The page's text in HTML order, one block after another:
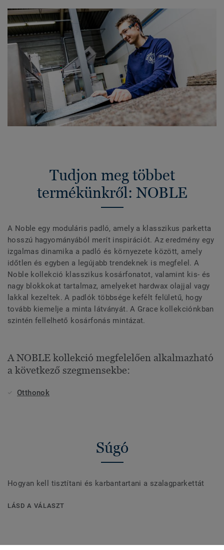
Tudjon meg többet
termékünkről: NOBLE
A Noble egy moduláris padló, amely a klasszikus parketta
hosszú hagyományából merít inspirációt. Az eredmény egy
izgalmas dinamika a padló és környezete között, amely
időtlen és egyben a legújabb trendeknek is megfelel. A
Noble kollekció klasszikus kosárfonatot, valamint kis- és
nagy blokkokat tartalmaz, amelyeket hardwax olajjal vagy
lakkal kezeltek. A padlók többsége kefélt felületű, hogy
tovább kiemelje a minta látványát. A Grace kollekciónkban
szintén fellelhető kosárfonás mintázat.
A NOBLE kollekció megfelelően alkalmazható
a következő szegmensekbe:
Otthonok
Súgó
Hogyan kell tisztítani és karbantartani a szalagparkettát
LÁSD A VÁLASZT